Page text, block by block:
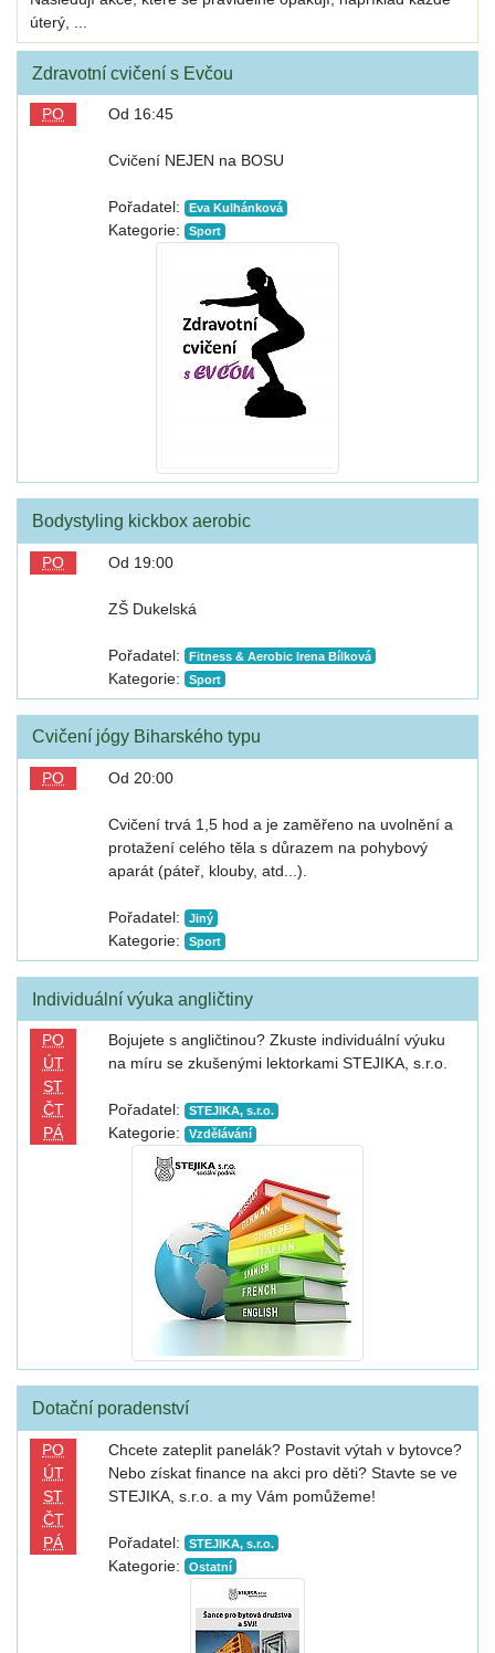
úterý, ...
Zdravotní cvičení s Evčou
PO Od 16:45
Cvičení NEJEN na BOSU
Pořadatel: Eva Kulhánková
Kategorie: Sport
Bodystyling kickbox aerobic
PO Od 19:00
ZŠ Dukelská
Pořadatel: Fitness & Aerobic Irena Bílková
Kategorie: Sport
Cvičení jógy Biharského typu
PO Od 20:00
Cvičení trvá 1,5 hod a je zaměřeno na uvolnění a
protažení celého těla s důrazem na pohybový
aparát (páteř, klouby, atd...).
Pořadatel: Jiný
Kategorie: Sport
Individuální výuka angličtiny
PO
ÚT
ST
ČT
PÁ
Bojujete s angličtinou? Zkuste individuální výuku
na míru se zkušenými lektorkami STEJIKA, s.r.o.
Pořadatel: STEJIKA, s.r.o.
Kategorie: Vzdělávání
Dotační poradenství
PO
ÚT
ST
ČT
PÁ
Chcete zateplit panelák? Postavit výtah v bytovce?
Nebo získat finance na akci pro děti? Stavte se ve
STEJIKA, s.r.o. a my Vám pomůžeme!
Pořadatel: STEJIKA, s.r.o.
Kategorie: Ostatní